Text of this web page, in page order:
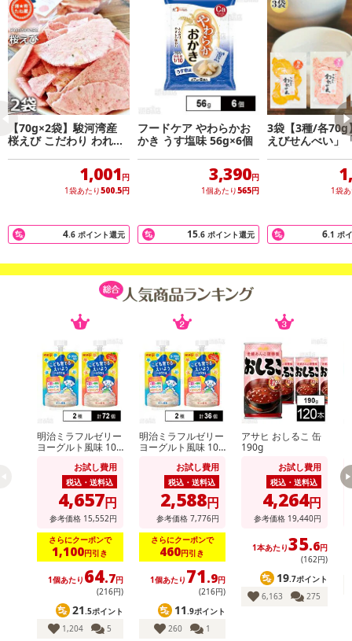
【賞味・消費期限のある商品について】
商品到着時点でのお日持ち期間は、配送日数などにより異なります
のでご了承ください。
【キャンセルについて】
※お申込み後のキャンセルはお受けできません。
記載されている内容を必ずご確認いただき、お届けする商品セット
にご納得いただきましたうえでお申し込みください。
※パッケージ変更や商品リニューアル（成分など含む）等により、
参考の掲載画像や画像内のバーコードなど、お届け商品と多少異な
る場合がございます。
了により、商品詳細内に記載の原産国・原材料の表記が旧表記の場
合がございます。
あらかじめご了承いただいた上でお申込みください。なお、本理由
によるお申込み後のキャンセル・返品交換は対応いたしかねます。
【お支払いについて】
※送料はお試し費用に含まれております。
※d払い、PayPay、au PAY、au PAY（auかんたん決済）、ソフトバ
ンクまとめて支払い、楽天ペイ、メルペイ、AEON Pay、Amazon
Payでお支払いの場合、決済のため外部サイトへ遷移します。
※予約商品は決済手段ごとに定められた決済期限日にお支払いを完
さい。
【配送伝票番号について】
※配送形態がメール便の商品については、商品の発送完了後、配送
伝票番号がマイページに表示されない場合もございます。
【配送日時の指定について】
※配送日時の指定が可能な商品の場合、商品によってご指定できる
配送日、配送時間が異なる可能性がございます。
カート機能をご利用の場合は、配送日時指定をご利用いただけませ
【70g×2袋】駿河湾産
桜えび こだわり われせ
ん／クセになる贅沢な割
1,001 円
1袋あたり500.5円
4.6 ポイント還元
フードケア やわらかお
かき うす塩味 56g×6個
3,390円
1個あたり565円
15.6 ポイント還元
3袋【3種/各70g
えびせんべい」
い」3種詰め合
1袋
6.1 ポ
明治ミラフルゼリー
ヨーグルト風味 100
ト風味 100gお試し費用
税込・送料込
4,657円
参考価格 15,552円
さらにクーポンで
1,100円引き
1個あたり 64.7円
(216円)
21.5ポイント
1,204
5
明治ミラフルゼリー
ヨーグルト風味 100
ト風味 100gお試し費用
税込・送料込
2,588円
参考価格 7,776円
さらにクーポンで
460円引き
1個あたり 71.9円
(216円)
11.9ポイント
260
1
アサヒ おしるこ 缶
190g
お試し費用
税込・送料込
4,264円
参考価格 19,440円
1本あたり35.6円
(162円)
19.7ポイント
6,163
275